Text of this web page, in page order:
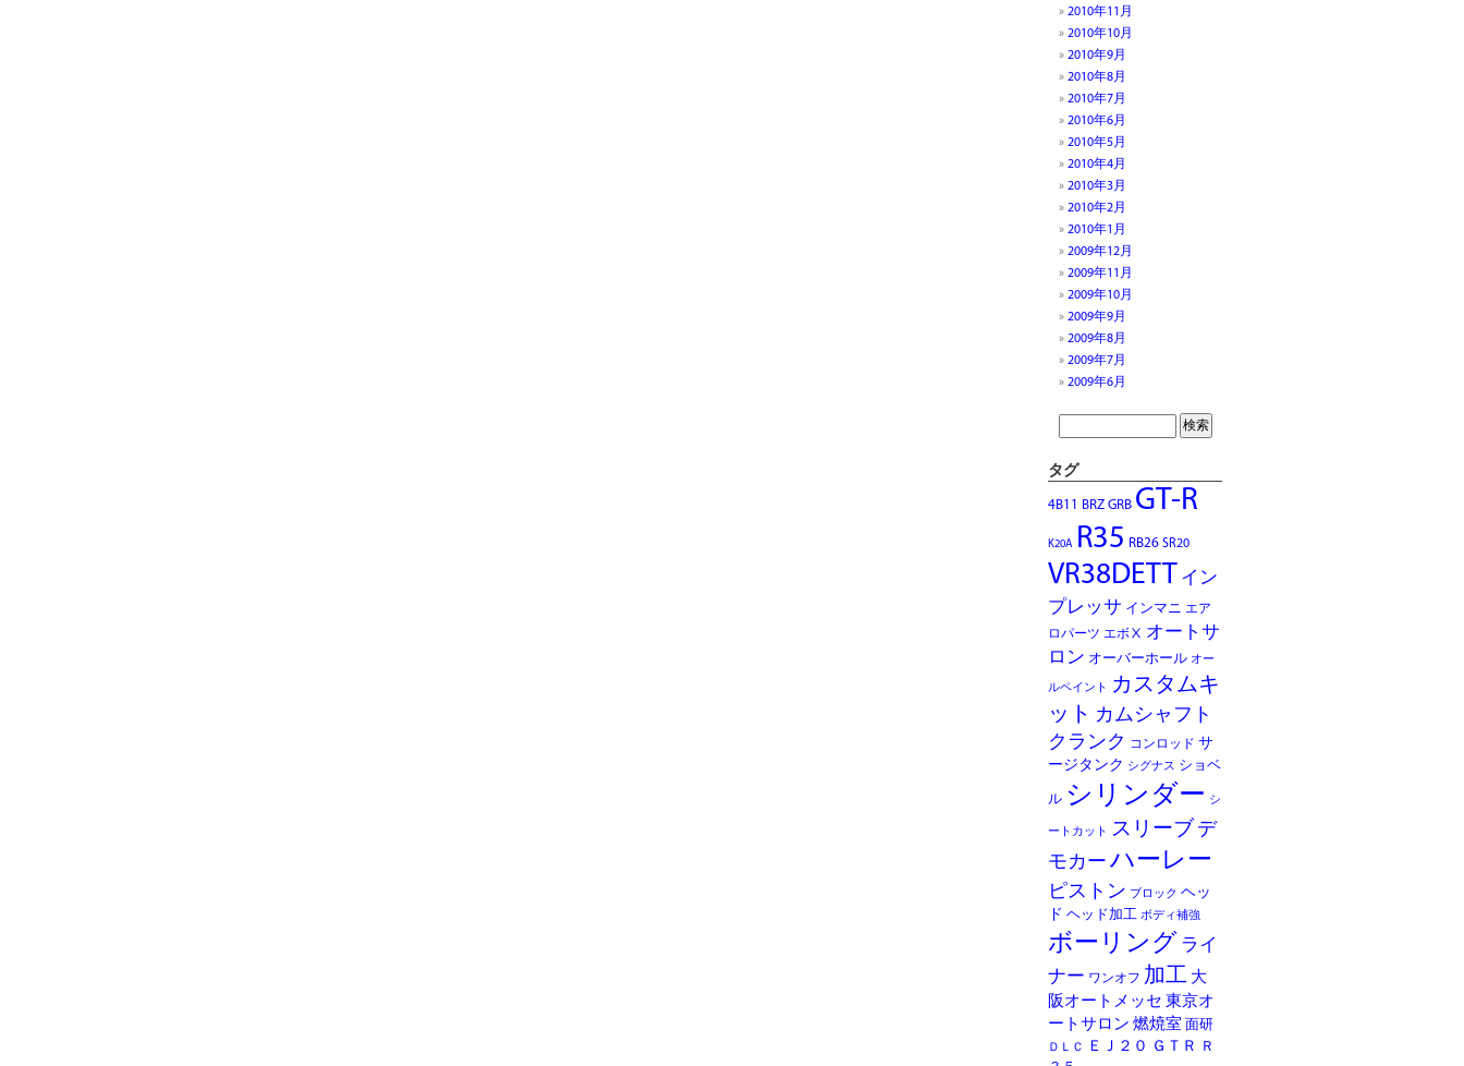
2010年11月
2010年10月
2010年9月
2010年8月
2010年7月
2010年6月
2010年5月
2010年4月
2010年3月
2010年2月
2010年1月
2009年12月
2009年11月
2009年10月
2009年9月
2009年8月
2009年7月
2009年6月
タグ
4B11 BRZ GRB GT-R
K20A R35 RB26 SR20
VR38DETT イン
プレッサ インマニ エア
ロパーツ エボⅩ オートサ
ロン オーバーホール オー
ルペイント
カスタムキ
ット カムシャフト
クランク コンロッド サ
ージタンク シグナス ショベ
ル シリンダー シ
ートカット スリーブ デ
モカー ハーレー
ピストン ブロック ヘッ
ド ヘッド加工 ボディ補強
ボーリング ライ
ナー ワンオフ 加工 大
阪オートメッセ 東京オ
ートサロン 燃焼室 面研
ＤＬＣ ＥＪ２０ ＧＴＲ
Ｒ